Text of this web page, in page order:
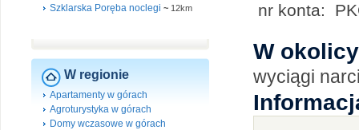
Szklarska Poręba noclegi ~ 12km
W regionie
Apartamenty w górach
Agroturystyka w górach
Domy wczasowe w górach
nr konta:
W okolicy
wyciągi